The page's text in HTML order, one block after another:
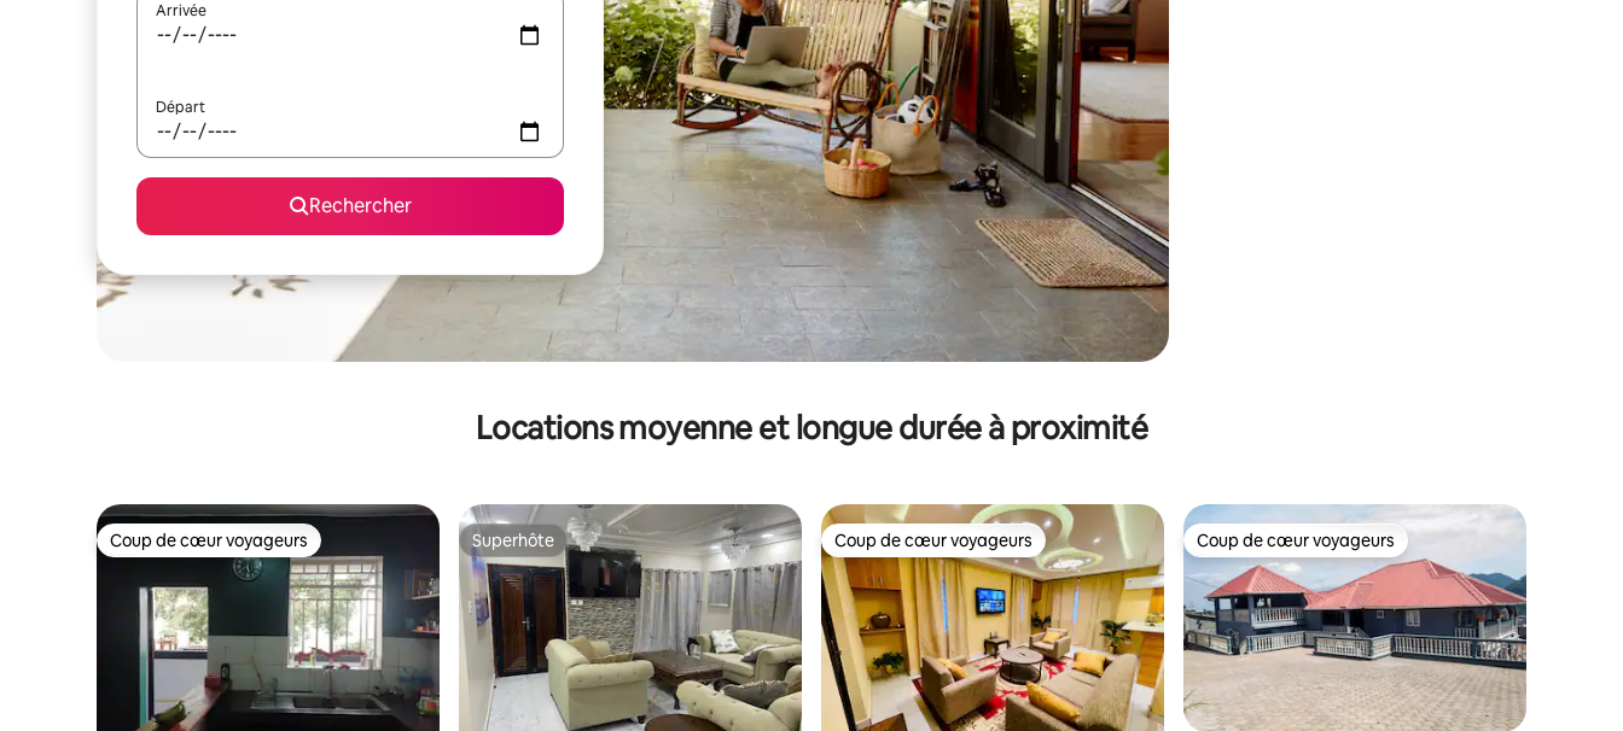
Arrivée
Départ
Rechercher
Locations moyenne et longue durée à proximité
Coup de cœur voyageurs
Coup de cœur voyageurs Superhôte
Superhôte Coup de cœur voyageurs
Coup de cœur voyageurs Coup de cœur voyageurs
Coup de cœur voyageurs